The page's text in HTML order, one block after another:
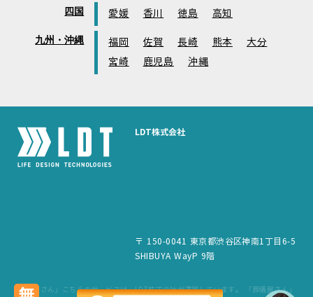
四国 愛媛 香川 徳島 高知
九州・沖縄 福岡 佐賀 長崎 熊本
大分
宮崎
鹿児島 沖縄
LDT株式会社
〒 150-0041 東京都渋谷区神南1丁目6-5
SHIBUYA WayP 9階
「葬儀屋さん」こちらのサービスは、LDT株式会社が運営しています。 「葬儀屋さん」